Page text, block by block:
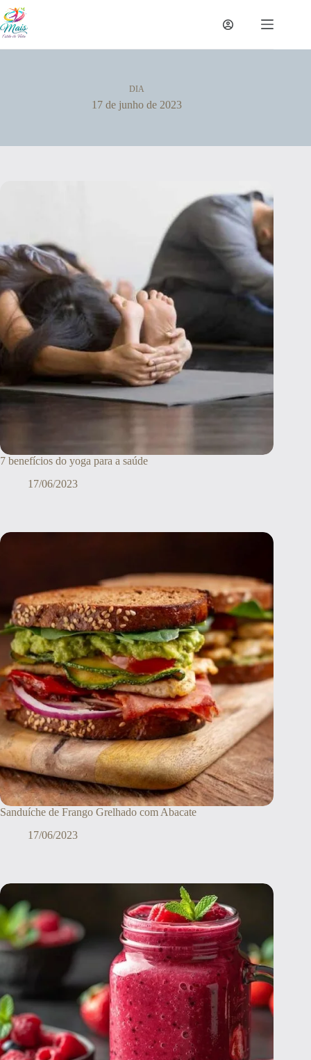
DIA
17 de junho de 2023
7 benefícios do yoga para a saúde
17/06/2023
Sanduíche de Frango Grelhado com Abacate
17/06/2023